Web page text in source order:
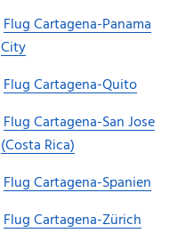
Flug Cartagena-Panama
City
Flug Cartagena-Quito
Flug Cartagena-San Jose
(Costa Rica)
Flug Cartagena-Spanien
Flug Cartagena-Zürich